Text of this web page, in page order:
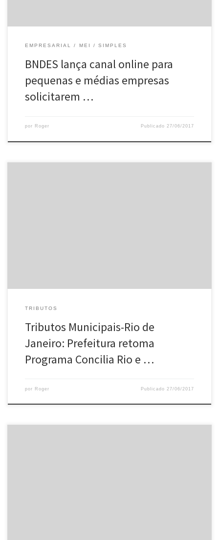
EMPRESARIAL MEI SIMPLES
BNDES lança canal online para
pequenas e médias empresas
solicitarem …
por Roger Publicado27/06/2017
TRIBUTOS
Tributos Municipais-Rio de
Janeiro: Prefeitura retoma
Programa Concilia Rio e …
por Roger Publicado 27/06/2017